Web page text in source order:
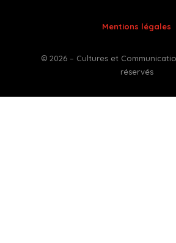
Mentions légales
© 2026 – Cultures et
réservés